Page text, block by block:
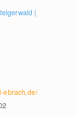
|
ebrach.de/